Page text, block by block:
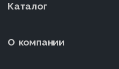
Каталог
О компании